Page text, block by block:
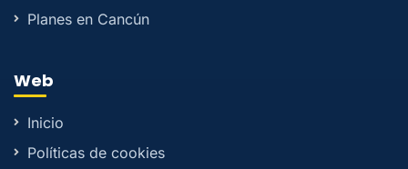
Planes en Cancún
Web
Inicio
Políticas de cookies